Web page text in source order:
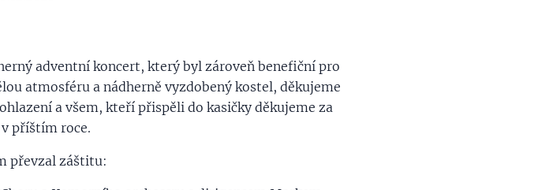
adventní koncert, který byl zároveň benefiční pro
atmosféru a nádherně vyzdobený kostel, děkujeme
a všem, kteří přispěli do kasičky děkujeme za
příštím roce.
převzal záštitu: